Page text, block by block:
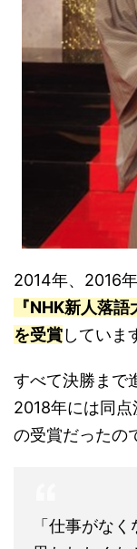
2014年、2016
『NHK新人落
を受賞していま
すべて決勝まで
2018年には同
の受賞だったの
「仕事がな